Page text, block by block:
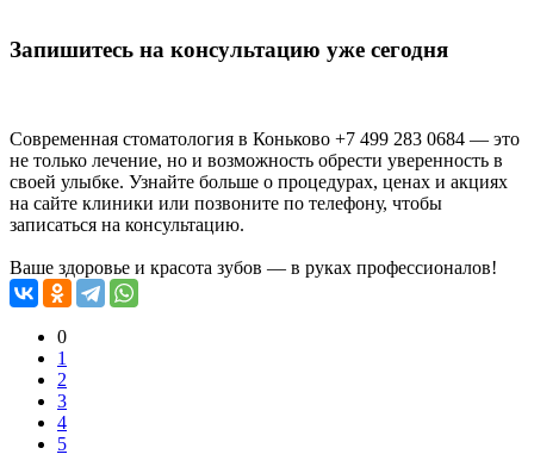
Запишитесь на консультацию уже сегодня
Современная стоматология в Коньково +7 499 283 0684 — это
не только лечение, но и возможность обрести уверенность в
своей улыбке. Узнайте больше о процедурах, ценах и акциях
на сайте клиники или позвоните по телефону, чтобы
записаться на консультацию.
Ваше здоровье и красота зубов — в руках профессионалов!
0
1
2
3
4
5